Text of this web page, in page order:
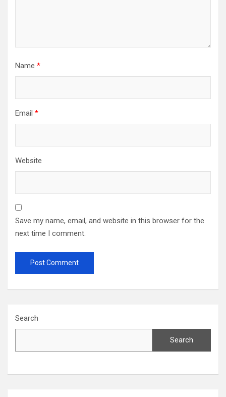
Name *
Email *
Website
Save my name, email, and website in this browser for the
next time I comment.
Search
Search